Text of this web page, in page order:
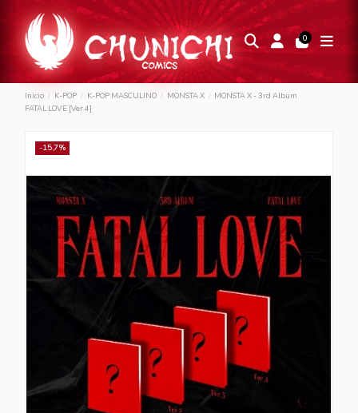
0
Inicio K-POP K-POP MASCULINO MONSTA X
MONSTA X - 3rd Album
FATAL LOVE [Ver.4]
-15,7%